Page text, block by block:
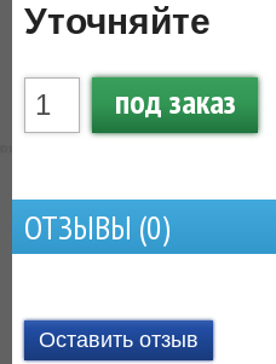
Уточняйте
под заказ
ОТЗЫВЫ (0)
Оставить отзыв